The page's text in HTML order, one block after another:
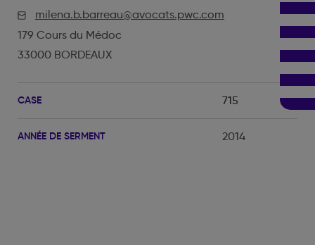
milena.b.barreau@avocats.pwc.com
179 Cours du Médoc
33000 BORDEAUX
CASE 715
ANNÉE DE SERMENT 2014